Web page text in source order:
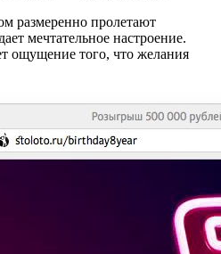
размеренно пролетают
мечтательное настроение.
ощущение того, что желания